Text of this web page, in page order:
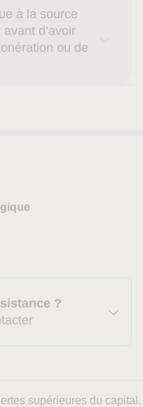
à la source
d’avoir
ou de
?
supérieures du capital.